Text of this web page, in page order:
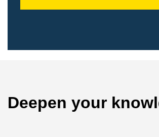
Deepen your